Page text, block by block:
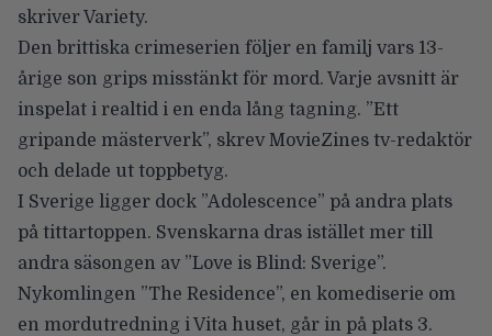
skriverVariety.
Den brittiska crimeserien följer en familj vars 13-
årige son grips misstänkt för mord. Varje avsnitt är
inspelat i realtid i en enda lång tagning. ”Ett
gripande mästerverk”, skrev MovieZines tv-redaktör
och delade ut toppbetyg.
I Sverige ligger dock ”Adolescence” på andra plats
på tittartoppen. Svenskarna dras istället mer till
andra säsongen av ”Love is Blind: Sverige”.
Nykomlingen ”The Residence”, en komediserie om
en mordutredning i Vita huset, går in på plats 3.